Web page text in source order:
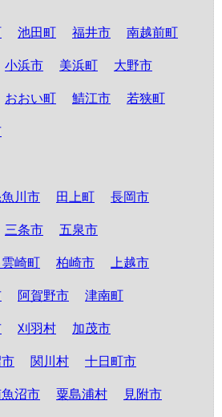
池田町 福井市 南越前町
小浜市 美浜町 大野市
おおい町 鯖江市 若狭町
魚川市 田上町 長岡市
三条市 五泉市
崎町 柏崎市 上越市
阿賀野市 津南町
刈羽村 加茂市
関川村 十日町市
沼市 粟島浦村 見附市